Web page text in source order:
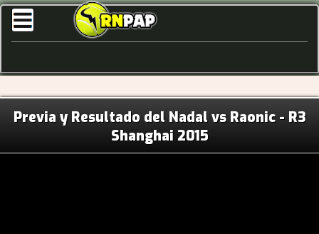
Previa y Resultado del Nadal vs Raonic - R3
Shanghai 2015